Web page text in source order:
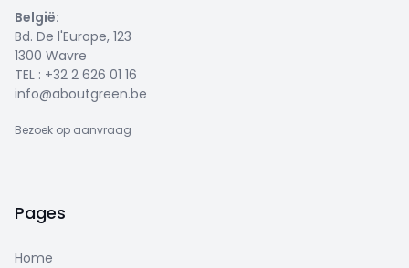
België:
Bd. De l'Europe, 123
1300 Wavre
TEL : +32 2 626 01 16
info@aboutgreen.be
Bezoek op aanvraag
Pages
Home